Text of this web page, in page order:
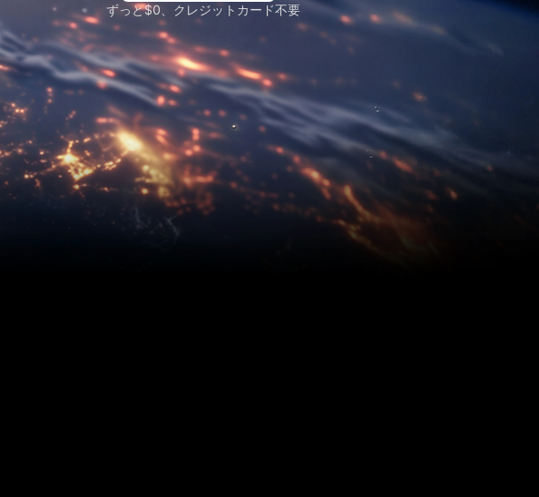
ずっと$0、クレジットカード不要